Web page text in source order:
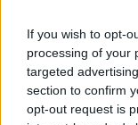
If you wish to opt-
processing of your
targeted
section to confirm
opt-out request is